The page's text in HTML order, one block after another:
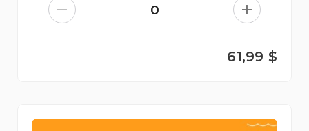
0
61,99 $